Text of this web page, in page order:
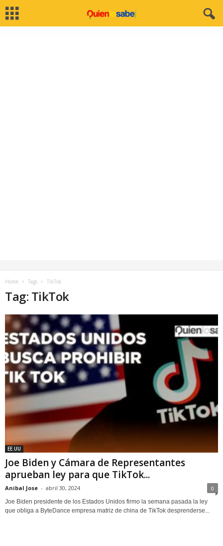
Home Tags TikTok
Tag: TikTok
EE.UU
Joe Biden y Cámara de Representantes
aprueban ley para que TikTok...
Anibal Jose - abril 30, 2024 0
Joe Biden presidente de los Estados Unidos firmo la semana pasada la ley
que obliga a ByteDance empresa matriz de china de TikTok desprenderse...